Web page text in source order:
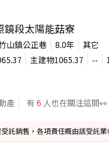
鏡段太陽能菇寮
山鎮公正巷 8.0年
其它
主建物1065.37 --
產 有 6 人也在關注這間👀
託銷售，各項責任概由該受託